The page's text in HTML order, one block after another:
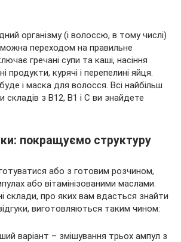
організму (і волоссю, в тому числі)
можна переходом на правильне
гречані супи та каші, насіння
продукти, курячі і перепелині яйця.
і маска для волосся. Всі найбільш
складів з B12, B1 і C ви знайдете
покращуємо структуру
або з готовим розчином,
або вітамінізованими маслами.
склади, про яких вам вдасться знайти
виготовляються таким чином:
варіант – змішування трьох ампул з